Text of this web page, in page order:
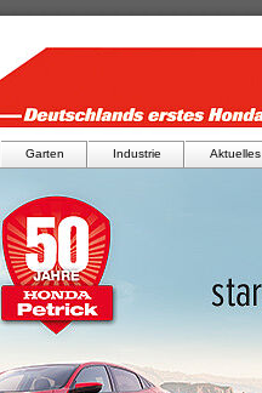
Garten Industrie Aktuelles